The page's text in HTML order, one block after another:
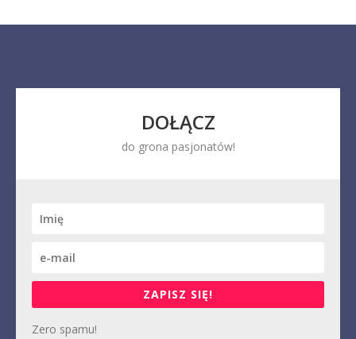
DOŁĄCZ
do grona pasjonatów!
ZAPISZ SIĘ!
Zero spamu!